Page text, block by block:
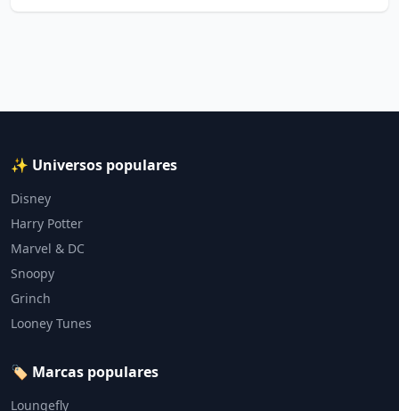
✨ Universos populares
Disney
Harry Potter
Marvel & DC
Snoopy
Grinch
Looney Tunes
🏷️ Marcas populares
Loungefly